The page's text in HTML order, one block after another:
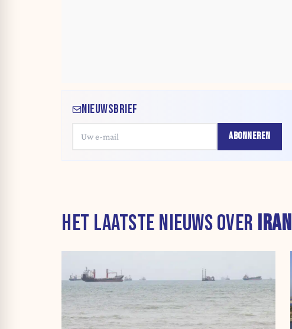
NIEUWSBRIEF
ABONNEREN
HET LAATSTE NIEUWS OVER IRAN